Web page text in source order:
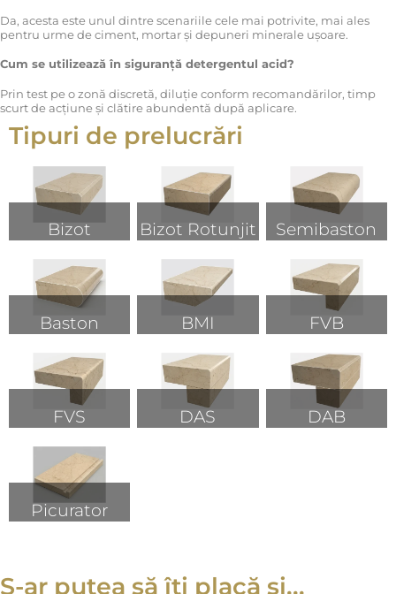
Da, acesta este unul dintre scenariile cele mai potrivite, mai ales
pentru urme de ciment, mortar și depuneri minerale ușoare.
Cum se utilizează în siguranță detergentul acid?
Prin test pe o zonă discretă, diluție conform recomandărilor, timp
scurt de acțiune și clătire abundentă după aplicare.
Tipuri de prelucrări
Bizot Bizot Rotunjit Semibaston
Baston BMI FVB
FVS DAS DAB
Picurator
S-ar putea să îți placă și...